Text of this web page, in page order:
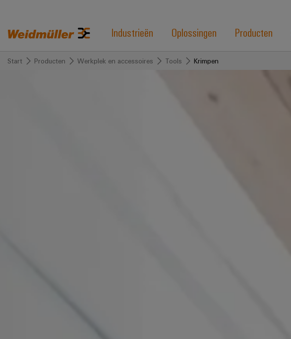
Industrieën Oplossingen Producten
Start Producten Werkplek en accessoires Tools Krimpen